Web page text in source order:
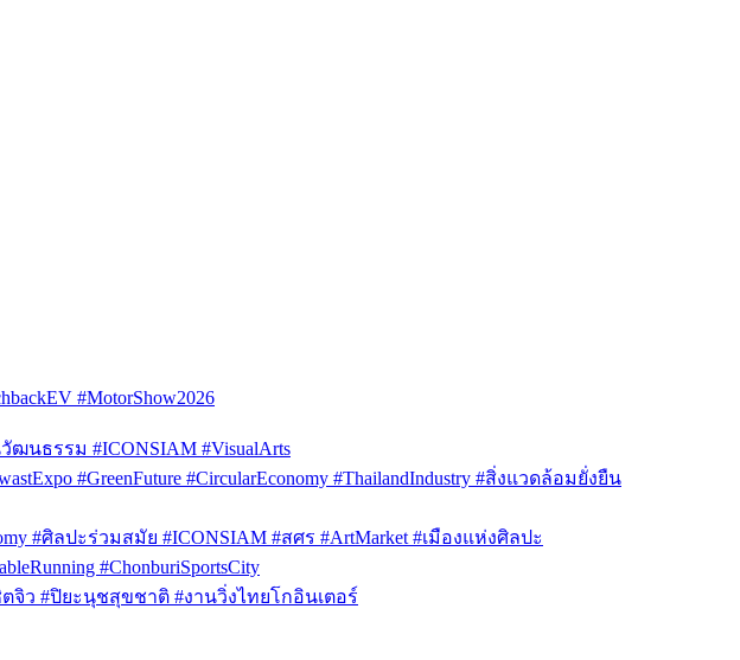
#MotorShow2026
ฒนธรรม #ICONSIAM #VisualArts
#GreenFuture #CircularEconomy #ThailandIndustry #สิ่งแวดล้อมยั่งยืน
#ศิลปะร่วมสมัย #ICONSIAM #สศร #ArtMarket #เมืองแห่งศิลปะ
#ChonburiSportsCity
ตจิว #ปิยะนุชสุขชาติ #งานวิ่งไทยโกอินเตอร์